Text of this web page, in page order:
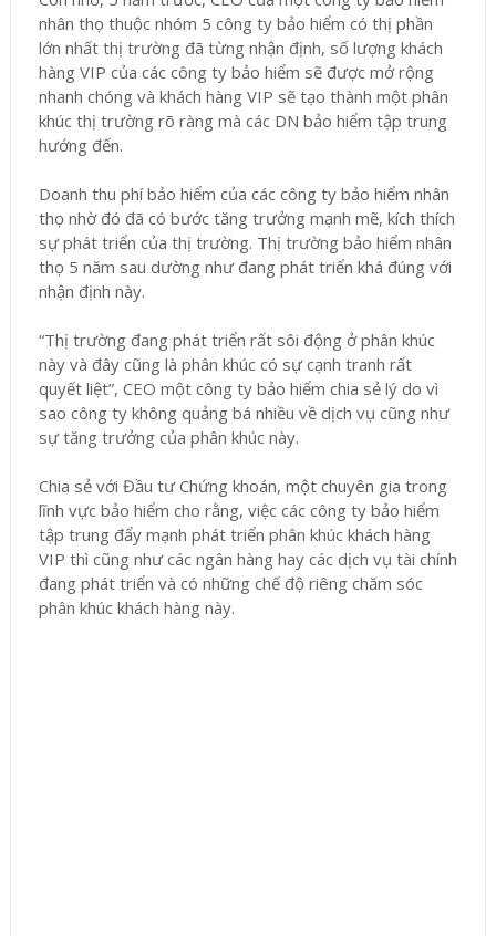
nhân thọ thuộc nhóm 5 công ty bảo hiểm có thị phần
lớn nhất thị trường đã từng nhận định, số lượng khách
hàng VIP của các công ty bảo hiểm sẽ được mở rộng
nhanh chóng và khách hàng VIP sẽ tạo thành một phân
khúc thị trường rõ ràng mà các DN bảo hiểm tập trung
hướng đến.
Doanh thu phí bảo hiểm của các công ty bảo hiểm nhân
thọ nhờ đó đã có bước tăng trưởng mạnh mẽ, kích thích
sự phát triển của thị trường. Thị trường bảo hiểm nhân
thọ 5 năm sau dường như đang phát triển khá đúng với
nhận định này.
“Thị trường đang phát triển rất sôi động ở phân khúc
này và đây cũng là phân khúc có sự cạnh tranh rất
quyết liệt”, CEO một công ty bảo hiểm chia sẻ lý do vì
sao công ty không quảng bá nhiều về dịch vụ cũng như
sự tăng trưởng của phân khúc này.
Chia sẻ với Đầu tư Chứng khoán, một chuyên gia trong
lĩnh vực bảo hiểm cho rằng, việc các công ty bảo hiểm
tập trung đẩy mạnh phát triển phân khúc khách hàng
VIP thì cũng như các ngân hàng hay các dịch vụ tài chính
đang phát triển và có những chế độ riêng chăm sóc
phân khúc khách hàng này.